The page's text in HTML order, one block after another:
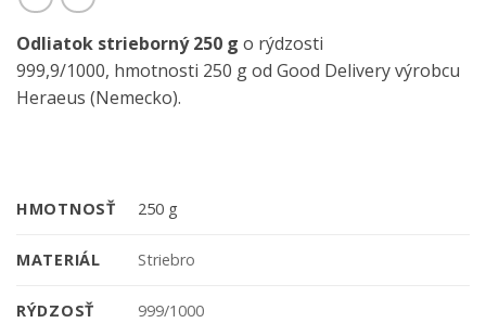
Odliatok strieborný 250 g o rýdzosti
999,9/1000, hmotnosti 250 g od Good Delivery výrobcu
Heraeus (Nemecko).
HMOTNOSŤ 250 g
MATERIÁL Striebro
RÝDZOSŤ 999/1000